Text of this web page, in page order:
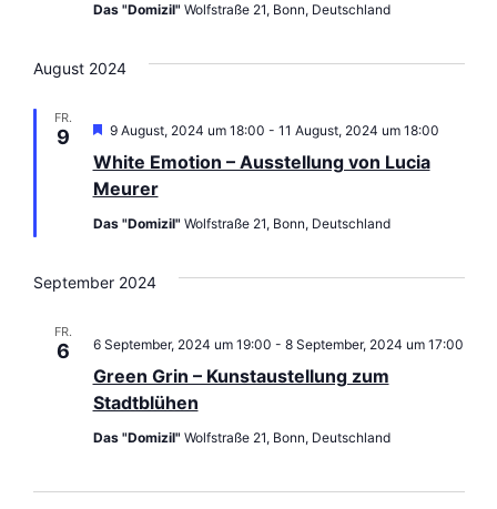
Das "Domizil" Wolfstraße 21, Bonn, Deutschland
August 2024
FR.
9
White Emotion – Ausstellung von Lucia
Meurer
Hervorgehoben
9 August, 2024 um 18:00 - 11 August, 2024 um 18:00
Das "Domizil" Wolfstraße 21, Bonn, Deutschland
September 2024
FR.
6
Green Grin – Kunstaustellung zum
Stadtblühen
6 September, 2024 um 19:00 - 8 September, 2024 um 17:00
Das "Domizil" Wolfstraße 21, Bonn, Deutschland